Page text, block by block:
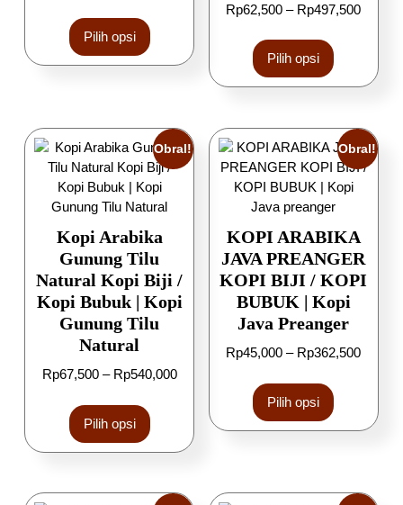
Pilih opsi
Rp62,500 – Rp497,500
Pilih opsi
Obral!
Kopi Arabika
Gunung Tilu
Natural Kopi Biji /
Kopi Bubuk | Kopi
Gunung Tilu
Natural
Rp67,500 – Rp540,000
Pilih opsi
Obral!
KOPI ARABIKA
JAVA PREANGER
KOPI BIJI / KOPI
BUBUK | Kopi
Java Preanger
Rp45,000 – Rp362,500
Pilih opsi